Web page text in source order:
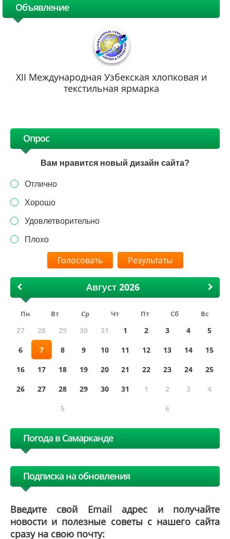
Объявление
XII Международная Узбекская хлопковая и
текстильная ярмарка
Опрос
Вам нравится новый дизайн сайта?
Отлично
Хорошо
Удовлетворительно
Плохо
Результаты
Август
Пн Вт Ср Чт Пт Сб Вс
27 28 29 30 31 1 2 3 4
5
6
7 8 9 10 11 12 13 14
15
16
17 18 19 20 21 22 23 24
25
26
27 28 29 30 31 1 2 3
4
5
6
Погода в Самарканде
Подписка на обновления
Введите свой Email адрес и получайте
новости и полезные советы с нашего сайта
сразу на свою почту: